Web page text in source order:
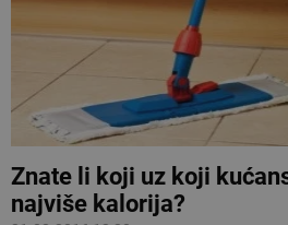
Znate li koji uz koji
najviše kalorija?